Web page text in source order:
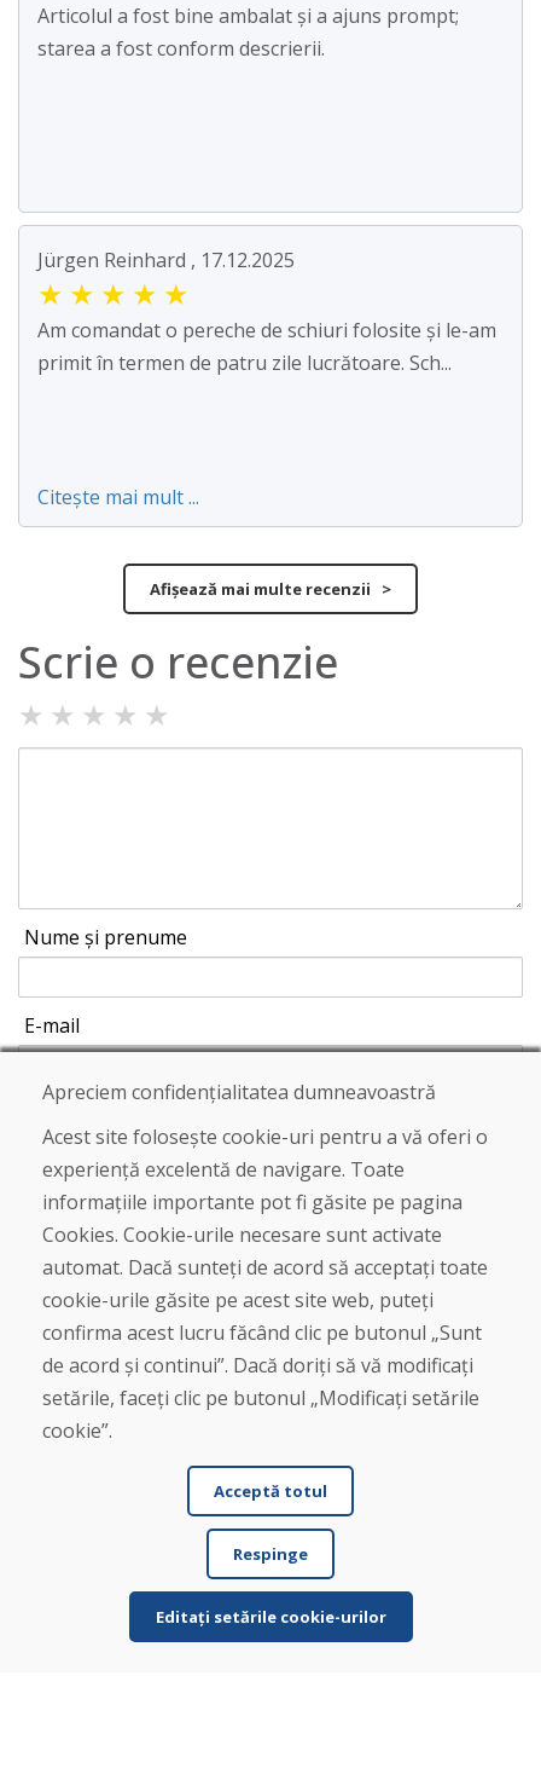
Articolul a fost bine ambalat și a ajuns prompt;
starea a fost conform descrierii.
Jürgen Reinhard , 17.12.2025
★ ★ ★ ★ ★
Am comandat o pereche de schiuri folosite și le-am
primit în termen de patru zile lucrătoare. Sch...
Citește mai mult ...
Afișează mai multe recenzii >
Scrie o recenzie
★ ★ ★ ★ ★
Nume și prenume
E-mail
Trimite
Linia de asistență
+421 919 282 306
info@domivosport.ro
Despre noi
Blog
Contact
Cumpărare
Magazin online
Livrare și plată
Apreciem confidențialitatea dumneavoastră
Acest site folosește cookie-uri pentru a vă oferi o
experiență excelentă de navigare. Toate
informațiile importante pot fi găsite pe pagina
Cookies. Cookie-urile necesare sunt activate
automat. Dacă sunteți de acord să acceptați toate
cookie-urile găsite pe acest site web, puteți
confirma acest lucru făcând clic pe butonul „Sunt
de acord și continui”. Dacă doriți să vă modificați
setările, faceți clic pe butonul „Modificați setările
cookie”.
Acceptă totul
Respinge
Editați setările cookie-urilor